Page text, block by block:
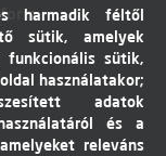
harmadik féltől
sütik, amelyek
funkcionális sütik,
használatakor;
adatok
és a
releváns